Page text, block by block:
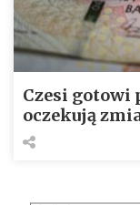
Czesi gotowi
oczekują